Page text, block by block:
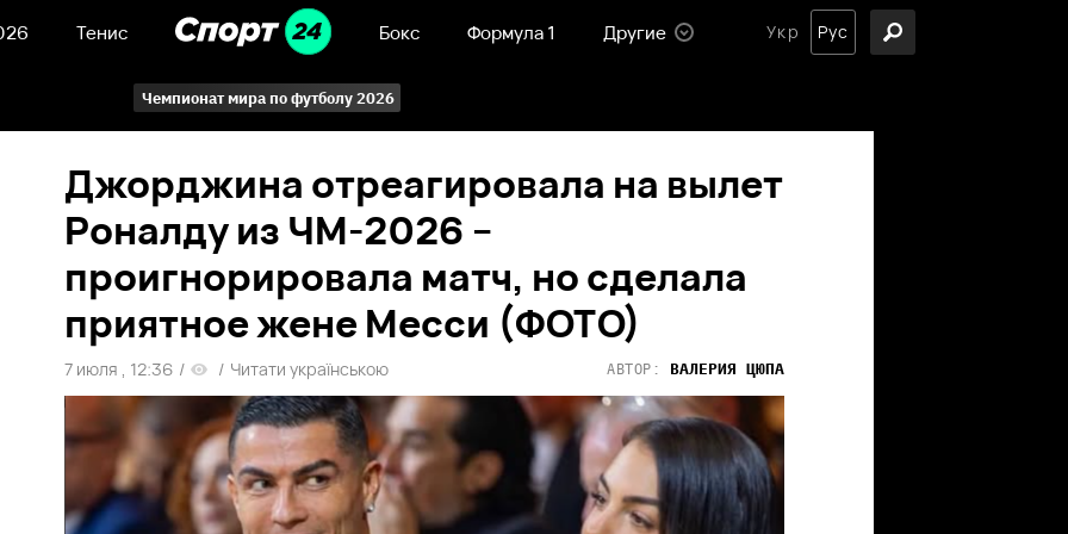
Тенис Бокс Формула 1 Другие Укр Рус
Чемпионат мира по футболу 2026
Джорджина отреагировала на вылет
Роналду из ЧМ-2026 –
проигнорировала матч, но сделала
приятное жене Месси (ФОТО)
7 июля , 12:36 / / Читати українською АВТОР: ВАЛЕРИЯ ЦЮПА